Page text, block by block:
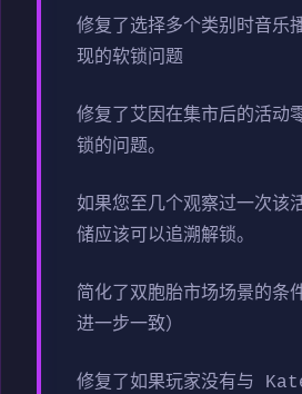
修复了选择多个类别时音乐
现的软锁问题
修复了艾因在集市后的活动
锁的问题。
如果您至几个观察过一次该
储应该可以追溯解锁。
简化了双胞胎市场场景的条
进一步一致）
修复了如果玩家没有与